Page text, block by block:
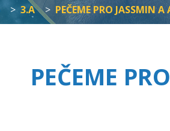
> 3.A > PEČEME PRO JASSMIN A
PEČEME